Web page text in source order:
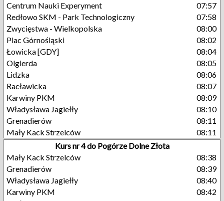
Centrum Nauki Experyment
07:57
Redłowo SKM - Park Technologiczny
07:58
Zwycięstwa - Wielkopolska
08:00
Plac Górnośląski
08:02
Łowicka [GDY]
08:04
Olgierda
08:05
Lidzka
08:06
Racławicka
08:07
Karwiny PKM
08:09
Władysława Jagiełły
08:10
Grenadierów
08:11
Mały Kack Strzelców
08:11
Kurs nr 4 do Pogórze Dolne Złota
Mały Kack Strzelców
08:38
Grenadierów
08:39
Władysława Jagiełły
08:40
Karwiny PKM
08:42